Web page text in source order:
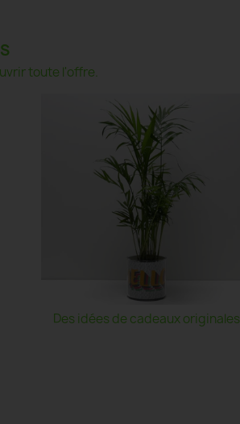
toute l'offre.
Des idées de cadeaux originales